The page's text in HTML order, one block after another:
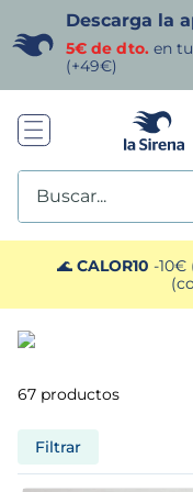
Descarga la
5€ de dto. en
(+49€)
Buscar...
🌊 CALOR10 -10€
67 productos
Filtrar
TÉRMINOS MÁS
1. helados sirena
4. gamba